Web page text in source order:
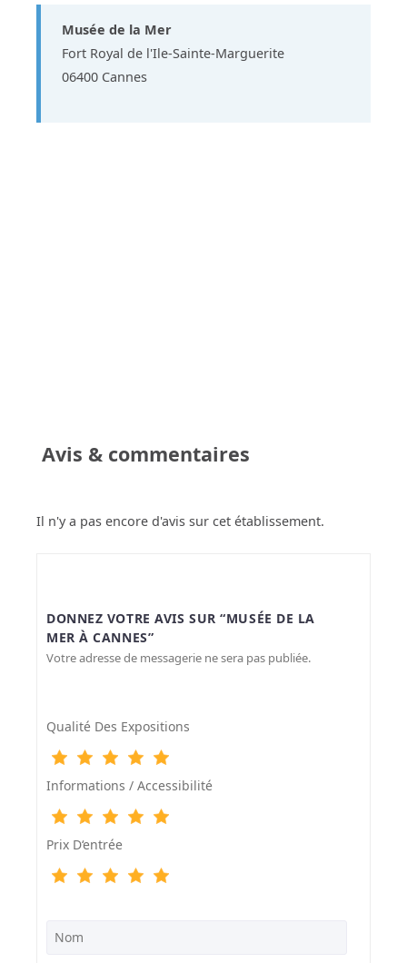
Musée de la Mer
Fort Royal de l'Ile-Sainte-Marguerite
06400 Cannes
Avis & commentaires
Il n'y a pas encore d'avis sur cet établissement.
DONNEZ VOTRE AVIS SUR “MUSÉE DE LA
MER À CANNES”
Votre adresse de messagerie ne sera pas publiée.
Qualité Des Expositions
Informations / Accessibilité
Prix D‘entrée